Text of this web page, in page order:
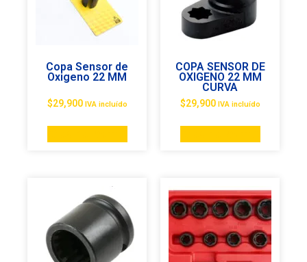
Copa Sensor de
Oxigeno 22 MM
$29,900 IVA incluído
COPA SENSOR DE
OXIGENO 22 MM
CURVA
$29,900 IVA incluído